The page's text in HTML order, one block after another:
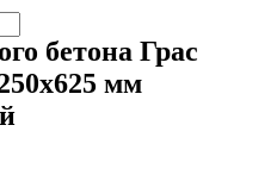
бетона Грас
мм